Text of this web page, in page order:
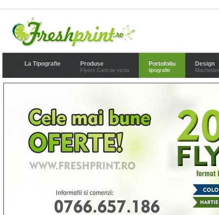
La Tipografie Produse
Flyere Carti de vizita
Portofoliu
tipografie
Design